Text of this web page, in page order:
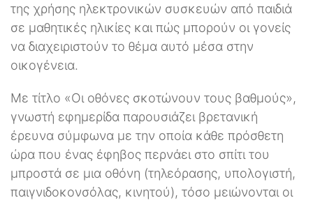
της χρήσης ηλεκτρονικών συσκευών από παιδιά
σε μαθητικές ηλικίες και πώς μπορούν οι γονείς
να διαχειριστούν το θέμα αυτό μέσα στην
οικογένεια.
Mε τίτλο «Οι οθόνες σκοτώνουν τους βαθμούς»,
γνωστή εφημερίδα παρουσιάζει βρετανική
έρευνα σύμφωνα με την οποία κάθε πρόσθετη
ώρα που ένας έφηβος περνάει στο σπίτι του
μπροστά σε μια οθόνη (τηλεόρασης, υπολογιστή,
παιγνιδοκονσόλας, κινητού), τόσο μειώνονται οι